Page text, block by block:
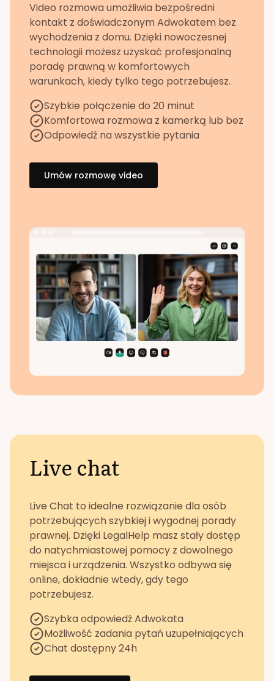
Video rozmowa umożliwia bezpośredni
kontakt z doświadczonym Adwokatem bez
wychodzenia z domu. Dzięki nowoczesnej
technologii możesz uzyskać profesjonalną
poradę prawną w komfortowych
warunkach, kiedy tylko tego potrzebujesz.
Szybkie połączenie do 20 minut
Komfortowa rozmowa z kamerką lub bez
Odpowiedź na wszystkie pytania
Umów rozmowę video
Live chat
Live Chat to idealne rozwiązanie dla osób
potrzebujących szybkiej i wygodnej porady
prawnej. Dzięki LegalHelp masz stały dostęp
do natychmiastowej pomocy z dowolnego
miejsca i urządzenia. Wszystko odbywa się
online, dokładnie wtedy, gdy tego
potrzebujesz.
Szybka odpowiedź Adwokata
Możliwość zadania pytań uzupełniających
Chat dostępny 24h